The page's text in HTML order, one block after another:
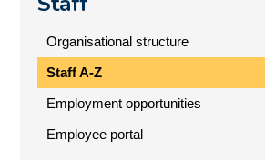
Organisational structure
Staff A-Z
Employment opportunities
Employee portal